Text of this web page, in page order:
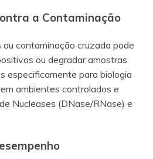
a Contaminação
contaminação cruzada pode
ou degradar amostras
especificamente para biologia
ambientes controlados e
Nucleases (DNase/RNase) e